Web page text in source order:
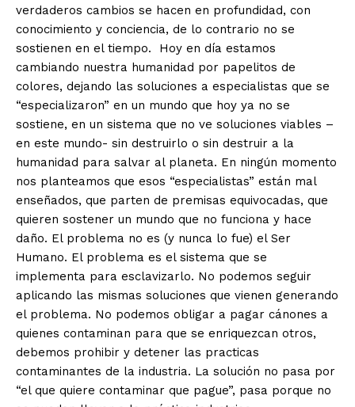
verdaderos cambios se hacen en profundidad, con
conocimiento y conciencia, de lo contrario no se
sostienen en el tiempo. Hoy en día estamos
cambiando nuestra humanidad por papelitos de
colores, dejando las soluciones a especialistas que se
“especializaron” en un mundo que hoy ya no se
sostiene, en un sistema que no ve soluciones viables –
en este mundo- sin destruirlo o sin destruir a la
humanidad para salvar al planeta. En ningún momento
nos planteamos que esos “especialistas” están mal
enseñados, que parten de premisas equivocadas, que
quieren sostener un mundo que no funciona y hace
daño. El problema no es (y nunca lo fue) el Ser
Humano. El problema es el sistema que se
implementa para esclavizarlo. No podemos seguir
aplicando las mismas soluciones que vienen generando
el problema. No podemos obligar a pagar cánones a
quienes contaminan para que se enriquezcan otros,
debemos prohibir y detener las practicas
contaminantes de la industria. La solución no pasa por
“el que quiere contaminar que pague”, pasa porque no